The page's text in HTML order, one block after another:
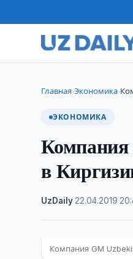
Главная›Экономика›
ЭКОНОМИКА
Компания
в
UzDaily 22.04.2019
Компания GM